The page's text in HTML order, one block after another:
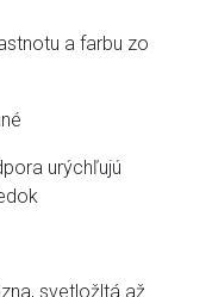
a farbu zo
urýchľujú
svetložltá až